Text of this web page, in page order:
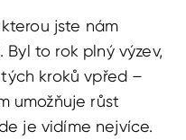
jste nám
to rok plný výzev,
kroků vpřed –
umožňuje růst
je vidíme nejvíce.